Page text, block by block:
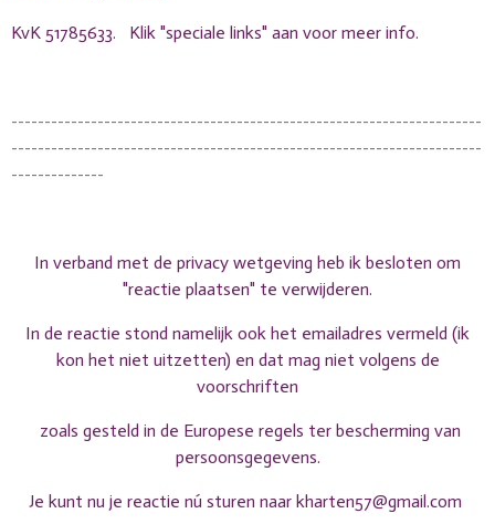
KvK 51785633. Klik "speciale links" aan voor meer info.
-----------------------------------------------------------------------
-----------------------------------------------------------------------
--------------
In verband met de privacy wetgeving heb ik besloten om
"reactie plaatsen" te verwijderen.
In de reactie stond namelijk ook het emailadres vermeld (ik
kon het niet uitzetten) en dat mag niet volgens de
voorschriften
zoals gesteld in de Europese regels ter bescherming van
persoonsgegevens.
Je kunt nu je reactie nú sturen naar kharten57@gmail.com